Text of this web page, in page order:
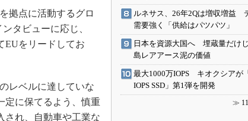
拠点に活動するグロ
タビューに応じ、
EUをリードしてお
レベルに達していな
定に保てるよう、慎重
され、自動車や工業な
ルネサス、26年2Qは増収増益
需要強く「供給はパツパツ」
日本を資源大国へ 埋蔵量だけ
島レアアース泥の価値
最大1000万IOPS キオクシアが
IOPS SSD」第1弾を開発
≫